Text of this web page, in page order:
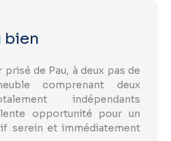
bien
de Pau, à deux pas de
comprenant deux
indépendants
opportunité pour un
serein et immédiatement